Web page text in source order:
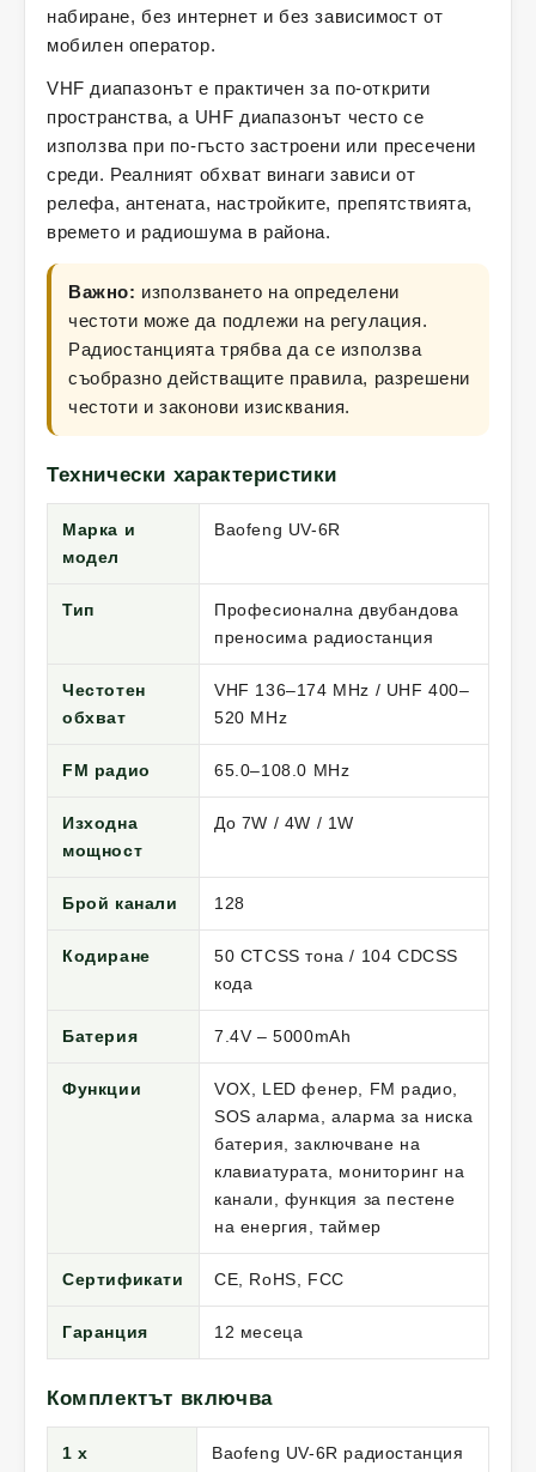
набиране, без интернет и без зависимост от
мобилен оператор.
VHF диапазонът е практичен за по-открити
пространства, а UHF диапазонът често се
използва при по-гъсто застроени или пресечени
среди. Реалният обхват винаги зависи от
релефа, антената, настройките, препятствията,
времето и радиошума в района.
Важно: използването на определени
честоти може да подлежи на регулация.
Радиостанцията трябва да се използва
съобразно действащите правила, разрешени
честоти и законови изисквания.
Технически характеристики
Марка и
модел
Baofeng UV-6R
Тип
Професионална двубандова
преносима радиостанция
Честотен
обхват
VHF 136–174 MHz / UHF 400–
520 MHz
FM радио 65.0–108.0 MHz
Изходна
мощност
До 7W / 4W / 1W
Брой канали 128
Кодиране
50 CTCSS тона / 104 CDCSS
кода
Батерия 7.4V – 5000mAh
Функции
VOX, LED фенер, FM радио,
SOS аларма, аларма за ниска
батерия, заключване на
клавиатурата, мониторинг на
канали, функция за пестене
на енергия, таймер
Сертификати CE, RoHS, FCC
Гаранция 12 месеца
Комплектът включва
1 x Baofeng UV-6R радиостанция